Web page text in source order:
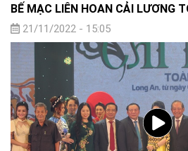
BẾ MẠC LIÊN HOAN CẢI LƯƠNG
21/11/2022 - 15:05